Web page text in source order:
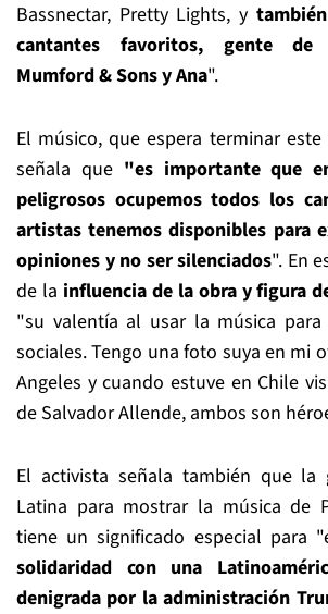
Bassnectar, Pretty Lights, y
cantantes favoritos, gente de
Mumford & Sons y Ana".
El músico, que espera terminar
señala que "es importante que
peligrosos ocupemos todos los
artistas tenemos disponibles para
opiniones y no ser silenciados". En
de la influencia de la obra y figura
"su valentía al usar la música para
sociales. Tengo una foto suya en mi
Angeles y cuando estuve en Chile
de Salvador Allende, ambos son
El activista señala también que la
Latina para mostrar la música de
tiene un significado especial para
solidaridad con una
denigrada por la administración